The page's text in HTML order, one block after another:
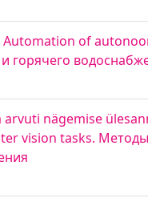
of
горячего
nägemise
vision tasks.